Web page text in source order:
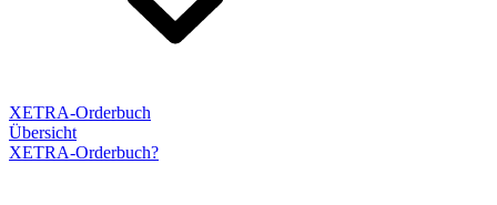
XETRA-Orderbuch
Übersicht
XETRA-Orderbuch?